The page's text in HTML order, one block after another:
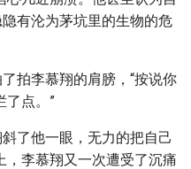
有沦为茅坑里的生物的危
拍李慕翔的肩膀，“按说你
了点。”
了他一眼，无力的把自己
，李慕翔又一次遭受了沉痛